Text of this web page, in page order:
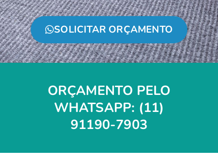
SOLICITAR ORÇAMENTO
ORÇAMENTO PELO
WHATSAPP: (11)
91190-7903